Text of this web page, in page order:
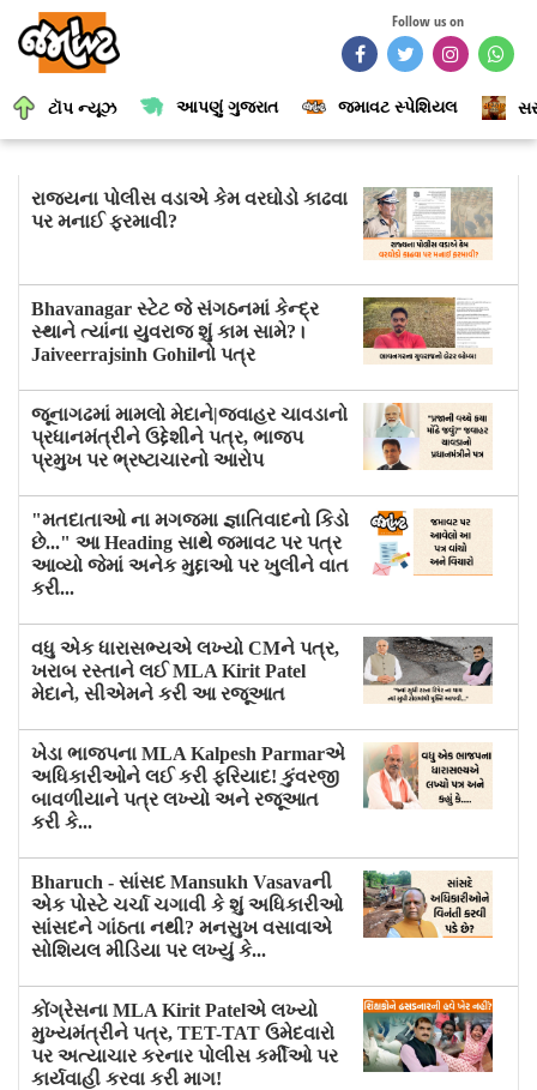
Follow us on
ટૉપ ન્યૂઝ આપણું ગુજરાત જમાવટ સ્પેશિયલ
રાજ્યના પોલીસ વડાએ કેમ વરઘોડો કાઢવા
પર મનાઈ ફરમાવી?
Bhavanagar સ્ટેટ જે સંગઠનમાં કેન્દ્ર
સ્થાને ત્યાંના યુવરાજ શું કામ સામે?।
Jaiveerrajsinh Gohilનો પત્ર
જૂનાગઢમાં મામલો મેદાને|જવાહર ચાવડાનો
પ્રધાનમંત્રીને ઉદ્દેશીને પત્ર, ભાજપ
પ્રમુખ પર ભ્રષ્ટાચારનો આરોપ
"મતદાતાઓ ના મગજમા જ્ઞાતિવાદનો કિડો
છે..." આ Heading સાથે જમાવટ પર પત્ર
આવ્યો જેમાં અનેક મુદ્દાઓ પર ખુલીને વાત
કરી...
વધુ એક ધારાસભ્યએ લખ્યો CMને પત્ર,
ખરાબ રસ્તાને લઈ MLA Kirit Patel
મેદાને, સીએમને કરી આ રજૂઆત
ખેડા ભાજપના MLA Kalpesh Parmarએ
અધિકારીઓને લઈ કરી ફરિયાદ! કુંવરજી
બાવળીયાને પત્ર લખ્યો અને રજૂઆત
કરી કે...
Bharuch - સાંસદ Mansukh Vasavaની
એક પોસ્ટે ચર્ચા ચગાવી કે શું અધિકારીઓ
સાંસદને ગાંઠતા નથી? મનસુખ વસાવાએ
સોશિયલ મીડિયા પર લખ્યું કે...
કોંગ્રેસના MLA Kirit Patelએ લખ્યો
મુખ્યમંત્રીને પત્ર, TET-TAT ઉમેદવારો
પર અત્યાચાર કરનાર પોલીસ કર્મીઓ પર
કાર્યવાહી કરવા કરી માગ!